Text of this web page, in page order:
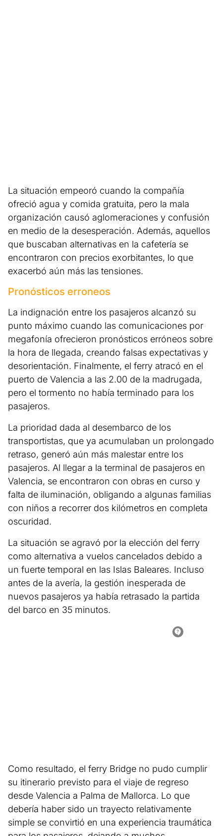
La situación empeoró cuando la compañía
ofreció agua y comida gratuita, pero la mala
organización causó aglomeraciones y confusión
en medio de la desesperación. Además, aquellos
que buscaban alternativas en la cafetería se
encontraron con precios exorbitantes, lo que
exacerbó aún más las tensiones.
Pronósticos erroneos
La indignación entre los pasajeros alcanzó su
punto máximo cuando las comunicaciones por
megafonía ofrecieron pronósticos erróneos sobre
la hora de llegada, creando falsas expectativas y
desorientación. Finalmente, el ferry atracó en el
puerto de Valencia a las 2.00 de la madrugada,
pero el tormento no había terminado para los
pasajeros.
La prioridad dada al desembarco de los
transportistas, que ya acumulaban un prolongado
retraso, generó aún más malestar entre los
pasajeros. Al llegar a la terminal de pasajeros en
Valencia, se encontraron con obras en curso y
falta de iluminación, obligando a algunas familias
con niños a recorrer dos kilómetros en completa
oscuridad.
La situación se agravó por la elección del ferry
como alternativa a vuelos cancelados debido a
un fuerte temporal en las Islas Baleares. Incluso
antes de la avería, la gestión inesperada de
nuevos pasajeros ya había retrasado la partida
del barco en 35 minutos.
Como resultado, el ferry Bridge no pudo cumplir
su itinerario previsto para el viaje de regreso
desde Valencia a Palma de Mallorca. Lo que
debería haber sido un trayecto relativamente
simple se convirtió en una experiencia traumática